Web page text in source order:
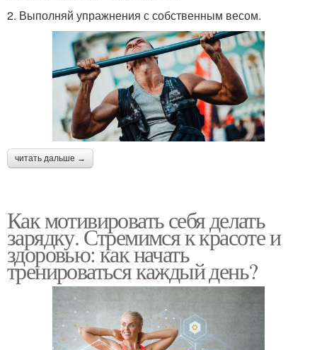
2. Выполняй упражнения с собственным весом.
читать дальше →
Как мотивировать себя делать
зарядку. Стремимся к красоте и
здоровью: как начать
тренироваться каждый день?